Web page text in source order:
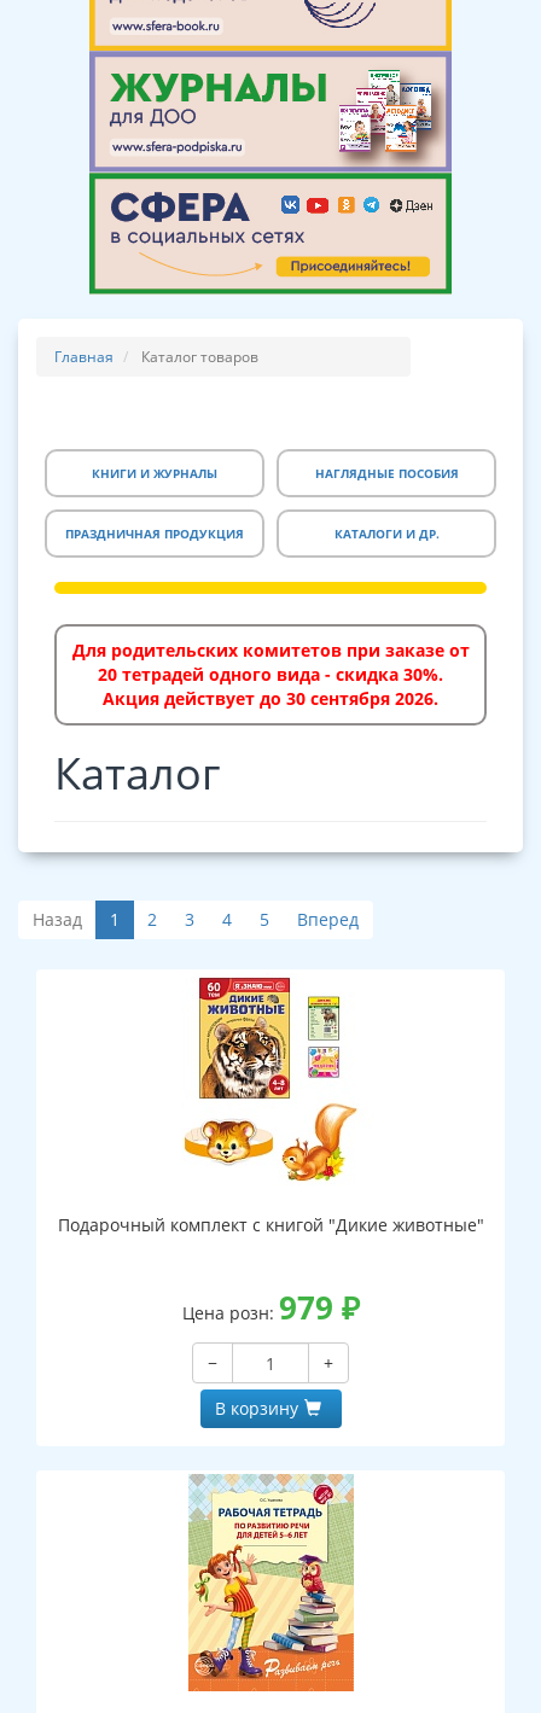
Главная Каталог товаров
КНИГИ И ЖУРНАЛЫ НАГЛЯДНЫЕ ПОСОБИЯ
ПРАЗДНИЧНАЯ ПРОДУКЦИЯ КАТАЛОГИ И ДР.
Для родительских комитетов при заказе от
20 тетрадей одного вида - скидка 30%.
Акция действует до 30 сентября 2026.
Каталог
Назад 1 2 3 4 5 Вперед
Подарочный комплект с книгой "Дикие животные"
Цена розн: 979 ₽
−
+
В корзину